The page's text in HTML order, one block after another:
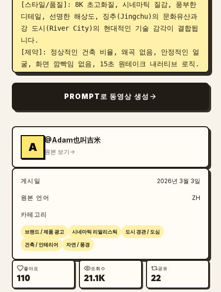
[스타일/품질]: 8K 초고화질, 시네마틱 질감, 풍부한
디테일, 선명한 해상도, 징추(Jingchu)의 문화유산과
강 도시(River City)의 현대적인 기술 감각이 결합됩
니다.
[제약]: 정상적인 건축 비율, 왜곡 없음, 안정적인 얼
굴, 화면 깜빡임 없음, 15초 원테이크 내러티브 로직.
PROMPT로 동영상 생성
A
@Adam也叫吉米
원본 보기
게시일 2026년 3월 3일
원본 언어 ZH
카테고리
브랜드 / 제품 광고 시네마틱 리얼리스틱 도시 경관 / 도심
건축 / 인테리어 자연 / 풍경
좋아요
110
조회수
21.1K
공유
22